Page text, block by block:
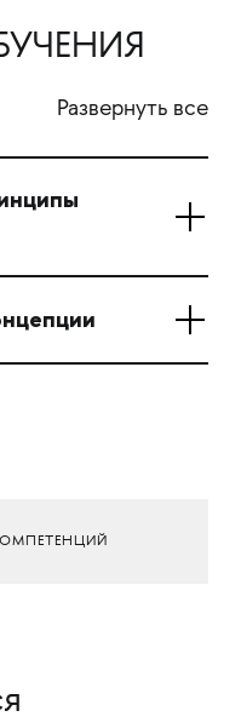
Развернуть все